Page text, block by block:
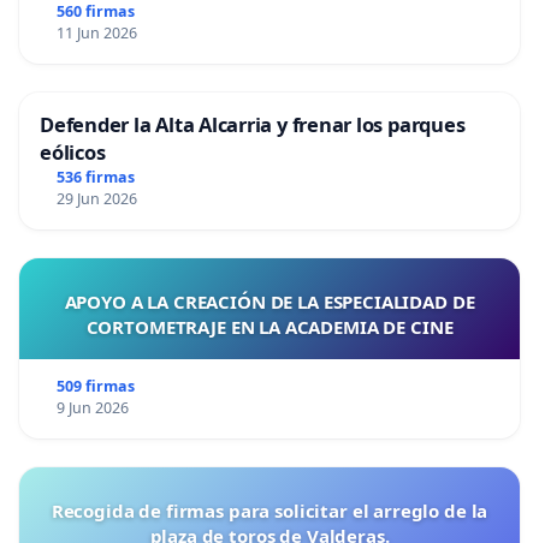
560 firmas
11 Jun 2026
Defender la Alta Alcarria y frenar los parques
eólicos
536 firmas
29 Jun 2026
APOYO A LA CREACIÓN DE LA ESPECIALIDAD DE
CORTOMETRAJE EN LA ACADEMIA DE CINE
509 firmas
9 Jun 2026
Recogida de firmas para solicitar el arreglo de la
plaza de toros de Valderas.